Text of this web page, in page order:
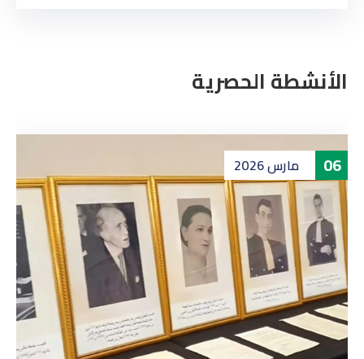
الأنشطة الحصرية
06 مارس2026